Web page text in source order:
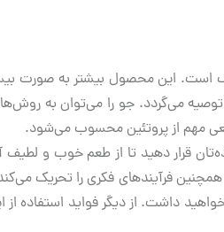
است. این محصول بیشتر به صورت
می‌گردد. جو را می‌توان به
مهم از پروتئین محسوب می‌شود.
قرار دهید تا از طعم خوب و لطیف
فرآیندهای فکری را تحریک
داشت. از دیگر فواید